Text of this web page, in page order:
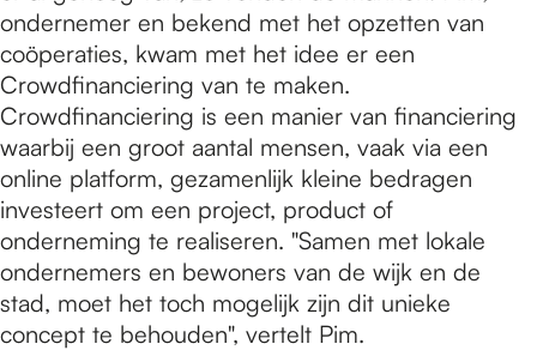
ondernemer en bekend met het opzetten van
coöperaties, kwam met het idee er een
Crowdfinanciering van te maken.
Crowdfinanciering is een manier van financiering
waarbij een groot aantal mensen, vaak via een
online platform, gezamenlijk kleine bedragen
investeert om een project, product of
onderneming te realiseren. "Samen met lokale
ondernemers en bewoners van de wijk en de
stad, moet het toch mogelijk zijn dit unieke
concept te behouden", vertelt Pim.